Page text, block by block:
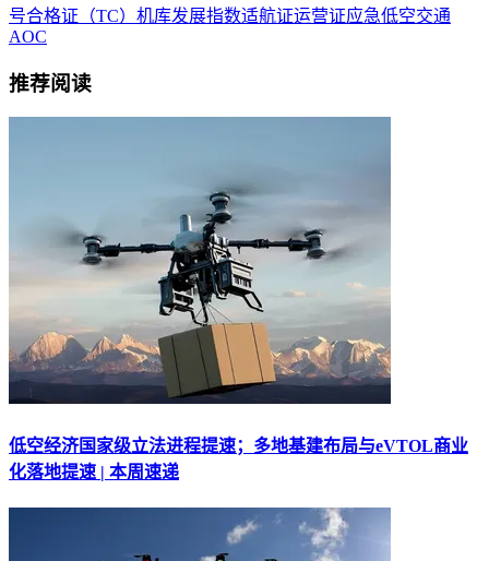
号合格证（TC） 机库发展指数适航证运营证应急低空交通
AOC
推荐阅读
低空经济国家级立法进程提速；多地基建布局与eVTOL商业
化落地提速 | 本周速递